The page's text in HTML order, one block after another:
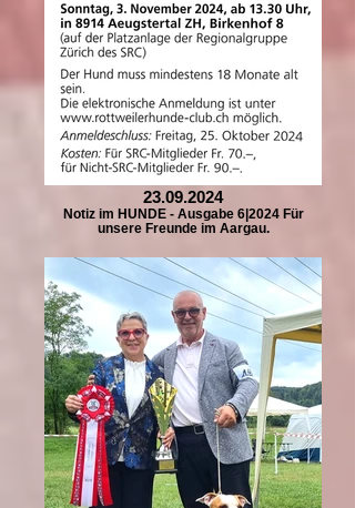
23.09.2024
Notiz im HUNDE - Ausgabe 6|2024 Für
unsere Freunde im Aargau.